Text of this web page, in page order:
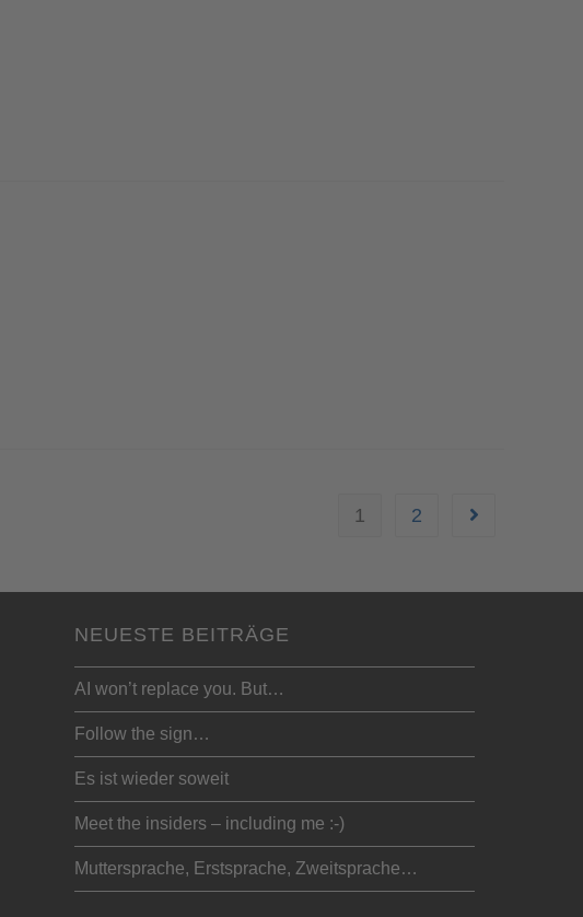
1 2
NEUESTE BEITRÄGE
AI won’t replace you. But…
Follow the sign…
Es ist wieder soweit
Meet the insiders – including me :-)
Muttersprache, Erstsprache, Zweitsprache…